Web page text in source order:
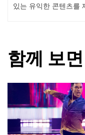
있는 유익한 콘텐츠를
함께 보